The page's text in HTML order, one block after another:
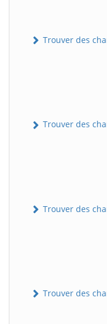
Trouver des
Trouver des
Trouver des
Trouver des